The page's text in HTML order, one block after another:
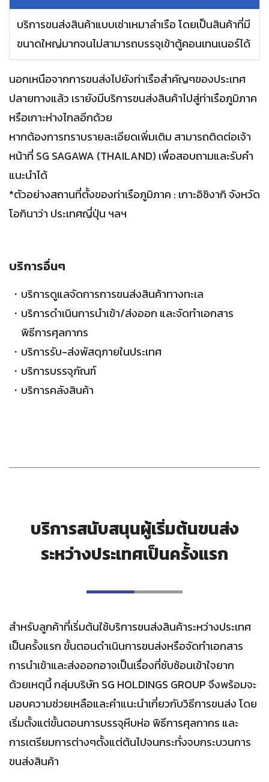
บริการขนส่งสินค้าแบบเช่าเหมาลำเรือ โดยเป็นสินค้าที่มี
ขนาดใหญ่มากจนไม่สามารถบรรจุเข้าตู้คอนเทนเนอร์ได้
นอกเหนือจากการขนส่งไปยังท่าเรือสำคัญๆของประเทศ
ปลายทางแล้ว เรายังมีบริการขนส่งสินค้าไปสู่ท่าเรือภูมิภาค
หรือเกาะห่างไกลอีกด้วย
หากต้องการทราบรายละเอียดเพิ่มเติม สามารถติดต่อเจ้า
หน้าที่ SG SAGAWA (THAILAND) เพื่อสอบถามและรับคำ
แนะนำได้
*ตัวอย่างสถานที่ตั้งของท่าเรือภูมิภาค : เกาะอิชิงากิ จังหวัด
โอกินาว่า ประเทศญี่ปุ่น ฯลฯ
บริการอื่นๆ
บริการดูแลจัดการการขนส่งสินค้าทางทะเล
บริการดำเนินการนำเข้า/ส่งออก และจัดทำเอกสาร
พิธีการศุลกากร
บริการรับ-ส่งพัสดุภายในประเทศ
บริการบรรจุภัณฑ์
บริการคลังสินค้า
บริการสนับสนุนผู้เริ่มต้นขนส่ง
ระหว่างประเทศเป็นครั้งแรก
สำหรับลูกค้าที่เริ่มต้นใช้บริการขนส่งสินค้าระหว่างประเทศ
เป็นครั้งแรก ขั้นตอนดำเนินการขนส่งหรือจัดทำเอกสาร
การนำเข้าและส่งออกอาจเป็นเรื่องที่ซับซ้อนเข้าใจยาก
ด้วยเหตุนี้ กลุ่มบริษัท SG HOLDINGS GROUP จึงพร้อมจะ
มอบความช่วยเหลือและคำแนะนำเกี่ยวกับวิธีการขนส่ง โดย
เริ่มตั้งแต่ขั้นตอนการบรรจุหีบห่อ พิธีการศุลกากร และ
การเตรียมการต่างๆตั้งแต่ต้นไปจนกระทั่งจบกระบวนการ
ขนส่งสินค้า